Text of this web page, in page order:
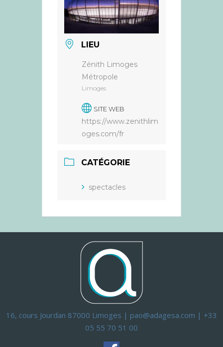
LIEU
Zénith Limoges
Métropole
Limoges
SITE WEB
https://www.zenithlim
oges.com/fr
CATÉGORIE
spectacles
16, cours Jourdan 87000 Limoges | pao@adagesa.com | +33
05 55 70 51 00